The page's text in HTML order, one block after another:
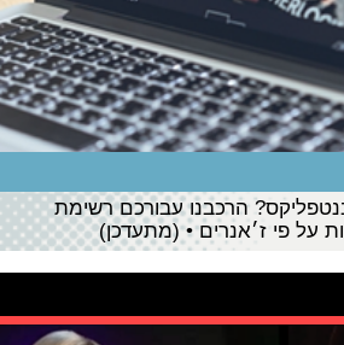
הרכבנו עבורכם רשימת
על פי ז׳אנרים • (מתעדכן)